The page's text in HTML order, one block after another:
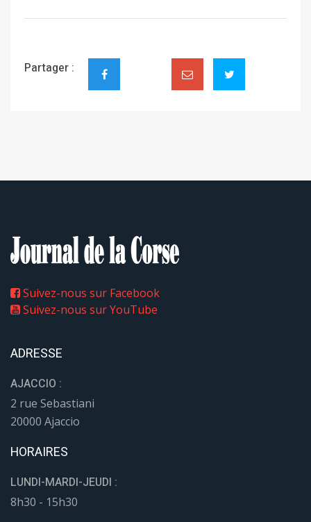
Partager :
Suivez-nous sur Facebook
Suivez-nous sur YouTube
ADRESSE
AJACCIO :
2 rue Sebastiani
20000 Ajaccio
HORAIRES
LUNDI-MARDI-JEUDI :
8h30 - 15h30